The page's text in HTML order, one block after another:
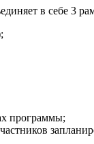
в себе 3
программы;